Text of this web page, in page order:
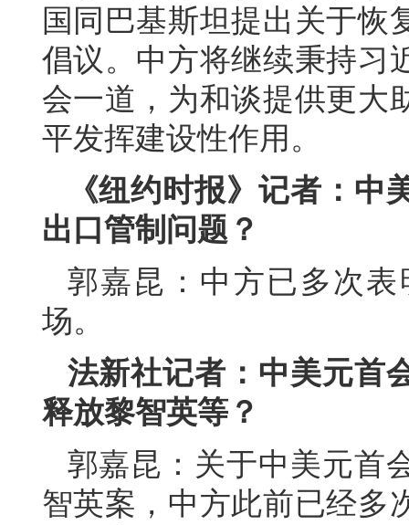
国同巴基斯坦提出关于恢
倡议。中方将继续秉持习
会一道，为和谈提供更大
平发挥建设性作用。
《纽约时报》记者：
出口管制问题？
郭嘉昆：中方已多次
场。
法新社记者：中美元首
释放黎智英等？
郭嘉昆：关于中美元首
智英案，中方此前已经多